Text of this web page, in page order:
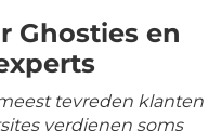
Ghosties en
tevreden klanten
verdienen soms